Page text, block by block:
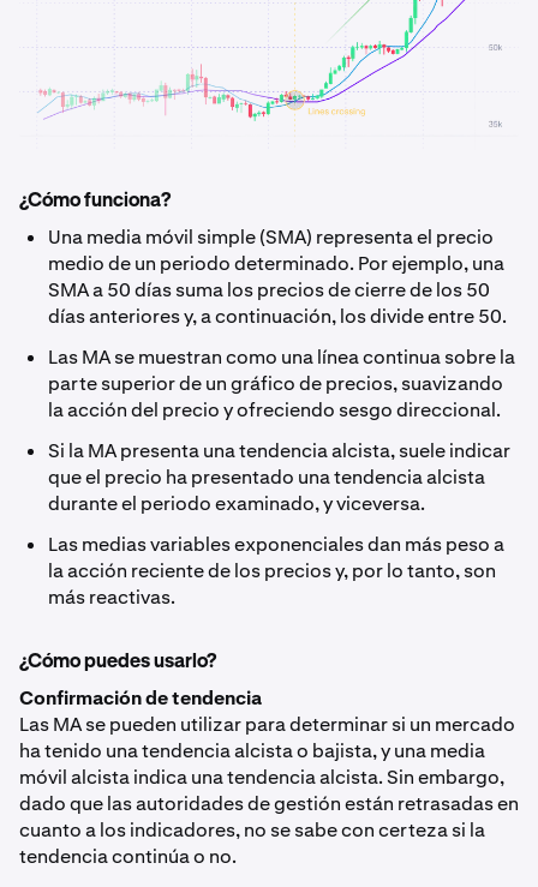
¿Cómo funciona?
Una media móvil simple (SMA) representa el precio
medio de un periodo determinado. Por ejemplo, una
SMA a 50 días suma los precios de cierre de los 50
días anteriores y, a continuación, los divide entre 50.
Las MA se muestran como una línea continua sobre la
parte superior de un gráfico de precios, suavizando
la acción del precio y ofreciendo sesgo direccional.
Si la MA presenta una tendencia alcista, suele indicar
que el precio ha presentado una tendencia alcista
durante el periodo examinado, y viceversa.
Las medias variables exponenciales dan más peso a
la acción reciente de los precios y, por lo tanto, son
más reactivas.
¿Cómo puedes usarlo?
Confirmación de tendencia
Las MA se pueden utilizar para determinar si un mercado
ha tenido una tendencia alcista o bajista, y una media
móvil alcista indica una tendencia alcista. Sin embargo,
dado que las autoridades de gestión están retrasadas en
cuanto a los indicadores, no se sabe con certeza si la
tendencia continúa o no.